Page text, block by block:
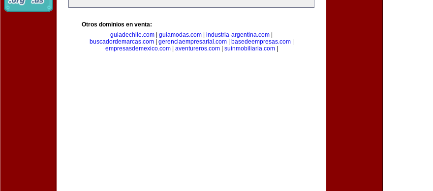
Otros dominios en venta:
guiadechile.com
guiamodas.com industria-argentina.com
buscadordemarcas.com| gerenciaempresarial.com| basedeempresas.com|
empresasdemexico.com| aventureros.com| suinmobiliaria.com|